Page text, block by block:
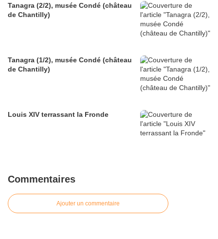
Tanagra (2/2), musée Condé (château
de Chantilly)
Tanagra (1/2), musée Condé (château
de Chantilly)
Louis XIV terrassant la Fronde
Commentaires
Ajouter un commentaire